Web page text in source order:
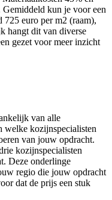
kun je voor een
725 euro per m2 (raam),
hangt dit van diverse
gezet voor meer inzicht
van alle
welke kozijnspecialisten
van jouw opdracht.
kozijnspecialisten
Deze onderlinge
regio die jouw opdracht
dat de prijs een stuk